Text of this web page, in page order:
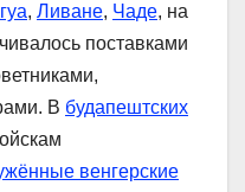
, Ливане, Чаде, на
поставками
В будапештских
венгерские